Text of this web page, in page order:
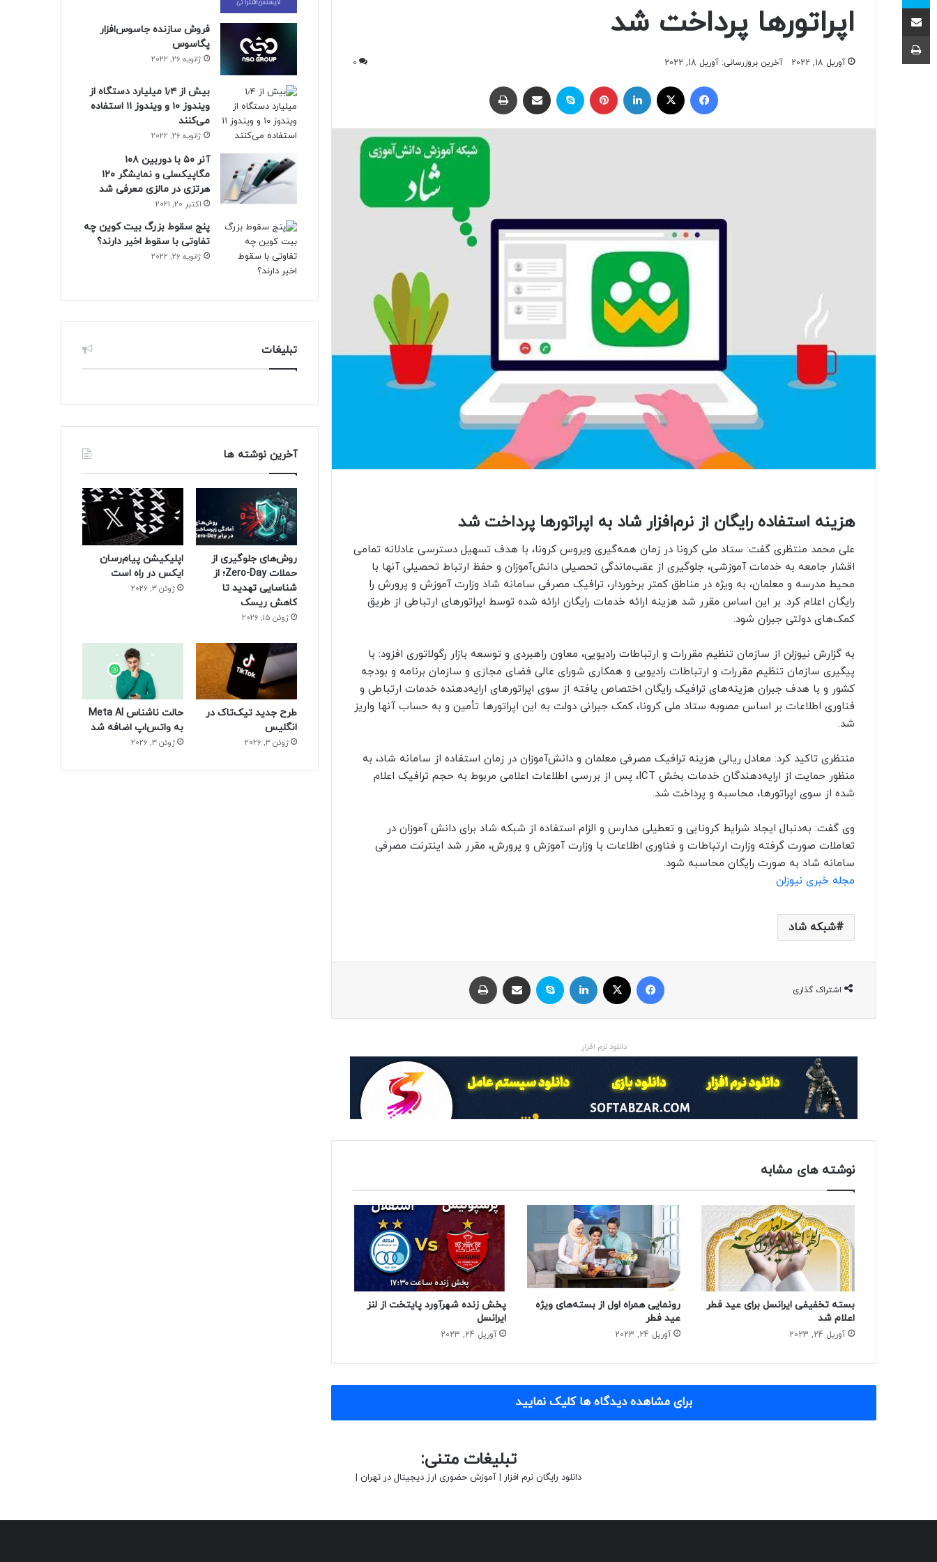
اپراتورها پرداخت شد
آوریل 18, 2022 آخرین بروزرسانی: آوریل 18, 2022 0
ایکس
هزینه استفاده رایگان از نرم‌افزار شاد به اپراتورها پرداخت شد
علی محمد منتظری گفت: ستاد ملی کرونا در زمان همه‌گیری ویروس کرونا، با هدف تسهیل دسترسی عادلانه تمامی
اقشار جامعه به خدمات آموزشی، جلوگیری از عقب‌ماندگی تحصیلی دانش‌آموزان و حفظ ارتباط تحصیلی آنها با
محیط مدرسه و معلمان، به ویژه در مناطق کمتر برخوردار، ترافیک مصرفی سامانه شاد وزارت آموزش و پرورش را
رایگان اعلام کرد. بر این اساس مقرر شد هزینه ارائه خدمات رایگان ارائه شده توسط اپراتورهای ارتباطی از طریق
کمک‌های دولتی جبران شود.
به گزارش نیوزلن از سازمان تنظیم مقررات و ارتباطات رادیویی، معاون راهبردی و توسعه بازار رگولاتوری افزود: با
پیگیری سازمان تنظیم مقررات و ارتباطات رادیویی و همکاری شورای عالی فضای مجازی و سازمان برنامه و بودجه
کشور و با هدف جبران هزینه‌های ترافیک رایگان اختصاص یافته از سوی اپراتورهای ارایه‌دهنده خدمات ارتباطی و
فناوری اطلاعات بر اساس مصوبه ستاد ملی کرونا، کمک جبرانی دولت به این اپراتورها تأمین و به حساب آنها واریز
شد.
منتظری تاکید کرد: معادل ریالی هزینه ترافیک مصرفی معلمان و دانش‌آموزان در زمان استفاده از سامانه شاد، به
منظور حمایت از ارایه‌دهندگان خدمات بخش ICT، پس از بررسی اطلاعات اعلامی مربوط به حجم ترافیک اعلام
شده از سوی اپراتورها، محاسبه و پرداخت شد.
وی گفت: به‌دنبال ایجاد شرایط کرونایی و تعطیلی مدارس و الزام استفاده از شبکه شاد برای دانش آموزان در
تعاملات صورت گرفته وزارت ارتباطات و فناوری اطلاعات با وزارت آموزش و پرورش، مقرر شد اینترنت مصرفی
سامانه شاد به صورت رایگان محاسبه شود.
مجله خبری نیوزلن
شبکه شاد
اشتراک گذاری
ایکس
دانلود نرم افزار
نوشته های مشابه
بسته تخفیفی ایرانسل برای عید فطر
اعلام شد
آوریل 24, 2023
رونمایی همراه اول از بسته‌های ویژه
عید فطر
آوریل 24, 2023
پخش زنده شهرآورد پایتخت از لنز
ایرانسل
آوریل 24, 2023
برای مشاهده دیدگاه ها کلیک نمایید
فروش سازنده جاسوس‌افزار
پگاسوس
ژانویه 26, 2022
بیش از ۱٫۴ میلیارد دستگاه از
ویندوز ۱۰ و ویندوز ۱۱ استفاده
می‌کنند
ژانویه 26, 2022
آنر ۵۰ با دوربین ۱۰۸
مگاپیکسلی و نمایشگر ۱۲۰
هرتزی در مالزی معرفی شد
اکتبر 20, 2021
پنج سقوط بزرگ بیت کوین چه
تفاوتی با سقوط اخیر دارند؟
ژانویه 26, 2022
تبلیغات
آخرین نوشته ها
روش‌های جلوگیری از
حملات Zero-Day؛ از
شناسایی تهدید تا
کاهش ریسک
ژوئن 15, 2026
اپلیکیشن پیام‌رسان
ایکس در راه است
ژوئن 3, 2026
طرح جدید تیک‌تاک در
انگلیس
ژوئن 3, 2026
حالت ناشناس Meta AI
به واتس‌اپ اضافه شد
ژوئن 3, 2026
تبلیغات متنی:
دانلود رایگان نرم افزار آموزش حضوری ارز دیجیتال در تهران